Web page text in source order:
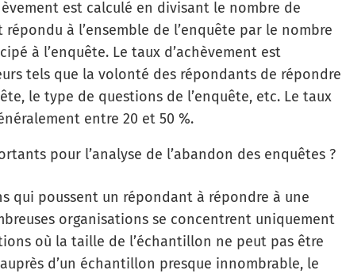
est calculé en divisant le nombre de
à l’ensemble de l’enquête par le nombre
à l’enquête. Le taux d’achèvement est
tels que la volonté des répondants de répondre
le type de questions de l’enquête, etc. Le taux
entre 20 et 50 %.
pour l’analyse de l’abandon des enquêtes ?
qui poussent un répondant à répondre à une
organisations se concentrent uniquement
où la taille de l’échantillon ne peut pas être
d’un échantillon presque innombrable, le